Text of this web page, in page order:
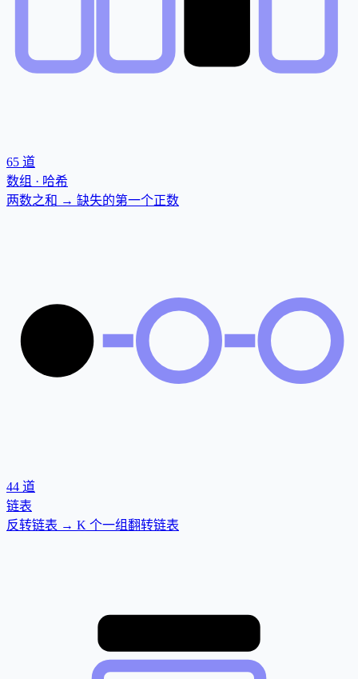
65 道
数组 · 哈希
两数之和 → 缺失的第一个正数
44 道
链表
反转链表 → K 个一组翻转链表